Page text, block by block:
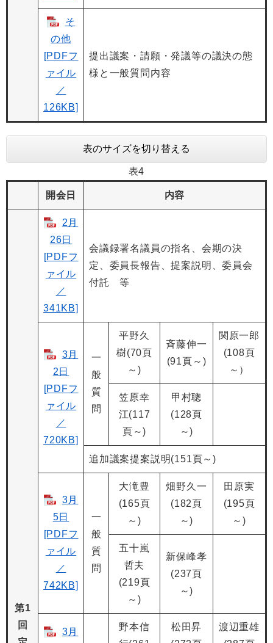
そ
の他
[PDFフ
ァイル
／
126KB]
提出議案・請願・発議等の議決の態
様と一般質問内容
表のサイズを切り替える
表4
開会日 内容
第1
回
2月
26日
[PDFフ
ァイル
／
341KB]
会議録署名議員の指名、会期の決
定、委員長報告、提案説明、委員会
付託 等
3月
2日
[PDFフ
ァイル
／
720KB]
一
般
質
問
平野久
樹(70頁
～)
斉藤伸一
(91頁～)
関原一郎
(108頁
～）
笠原幸
江(117
頁～)
甲村聰
(128頁
～)
追加議案提案説明(151頁～)
3月
5日
[PDFフ
ァイル
／
742KB]
一
般
質
問
大滝豊
(165頁
～)
畑野久一
(182頁
～)
田原実
(195頁
～)
五十嵐
哲夫
(219頁
～)
新保峰孝
(237頁
～)
3月
野本信
松田昇
渡辺重雄